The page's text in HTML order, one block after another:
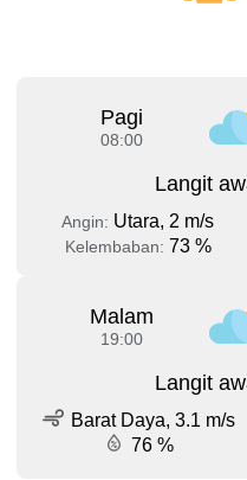
Pagi
08:00
Langit
Angin: Utara, 2 m/s
Kelembaban: 73 %
Malam
19:00
Langit
Barat Daya, 3.1 m/s
76 %